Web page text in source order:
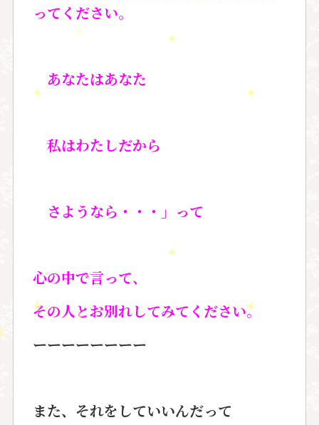
ってください。
あなたはあなた
私はわたしだから
さようなら・・・」って
心の中で言って、
その人とお別れしてみてください。
ーーーーーーーー
また、それをしていいんだって